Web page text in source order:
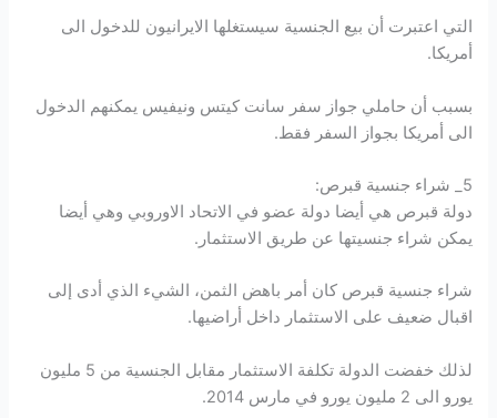
التي اعتبرت أن بيع الجنسية سيستغلها الايرانيون للدخول الى
أمريكا.
بسبب أن حاملي جواز سفر سانت كيتس ونيفيس يمكنهم الدخول
الى أمريكا بجواز السفر فقط.
5_ شراء جنسية قبرص:
دولة قبرص هي أيضا دولة عضو في الاتحاد الاوروبي وهي أيضا
يمكن شراء جنسيتها عن طريق الاستثمار.
شراء جنسية قبرص كان أمر باهض الثمن، الشيء الذي أدى إلى
اقبال ضعيف على الاستثمار داخل أراضيها.
لذلك خفضت الدولة تكلفة الاستثمار مقابل الجنسية من 5 مليون
يورو الى 2 مليون يورو في مارس 2014.